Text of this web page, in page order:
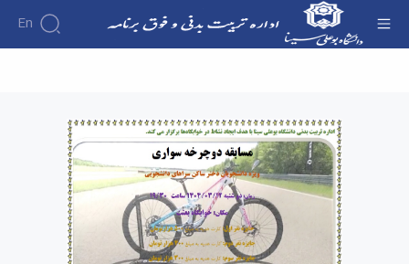
En
نشاط ویژه دانشجویان دختر ساکن در سراهای
دانشجویی - اداره تربیت بدنی